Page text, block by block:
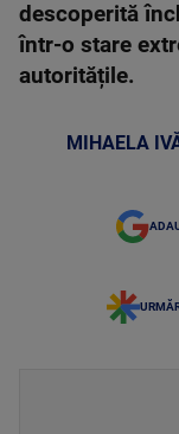
descoperită
într-o stare
autoritățile.
MIHAELA